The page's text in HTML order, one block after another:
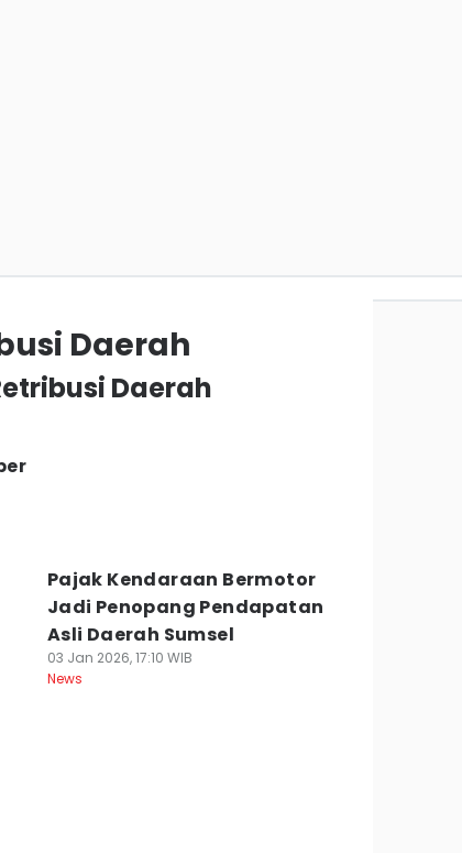
Daerah
Daerah
Pajak Kendaraan Bermotor
Jadi Penopang Pendapatan
Asli Daerah Sumsel
03 Jan 2026, 17:10 WIB
News